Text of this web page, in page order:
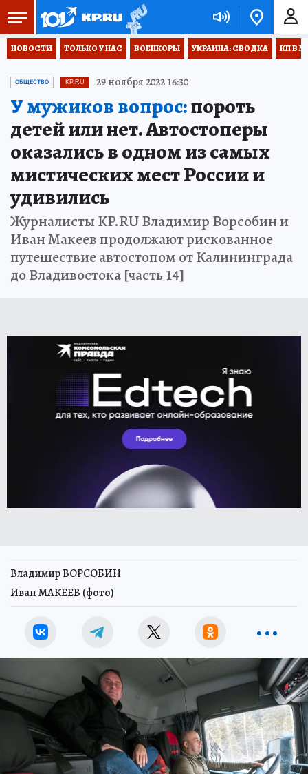
НОВОСТИ ТОЛЬКО У НАС ВОЕНКОРЫ УКРАИНА: СВОДКА КП В
ОБЩЕСТВО KP.RU 29 ноября 2022 16:30
У мужиков вопрос:пороть
детей или нет. Автостоперы
оказались в одном из самых
мистических мест России и
удивились
Журналисты KP.RU Владимир Ворсобин и
Иван Макеев продолжают рискованное
путешествие автостопом от Калининграда
до Владивостока [часть 14]
Владимир ВОРСОБИН
Иван МАКЕЕВ (фото)